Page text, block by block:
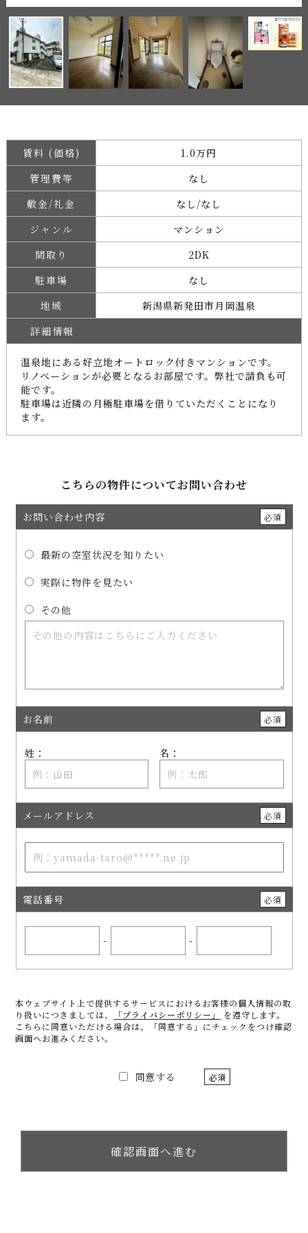
賃料 (価格)
1.0万円
管理費等
なし
敷金/礼金
なし/なし
ジャンル
マンション
間取り
2DK
駐車場
なし
地域
新潟県新発田市月岡温泉
詳細情報
温泉地にある好立地オートロック付きマンションです。
リノベーションが必要となるお部屋です。弊社で請負も可
能です。
駐車場は近隣の月極駐車場を借りていただくことになり
ます。
こちらの物件についてお問い合わせ
お問い合わせ内容 必須
最新の空室状況を知りたい
実際に物件を見たい
その他
お名前 必須
姓： 名：
メールアドレス 必須
電話番号 必須
- -
本ウェブサイト上で提供するサービスにおけるお客様の個人情報の取
り扱いにつきましては、
「プライバシーポリシー」
を遵守します。
こちらに同意いただける場合は、「同意する」にチェックをつけ確認
画面へお進みください。
同意する 必須